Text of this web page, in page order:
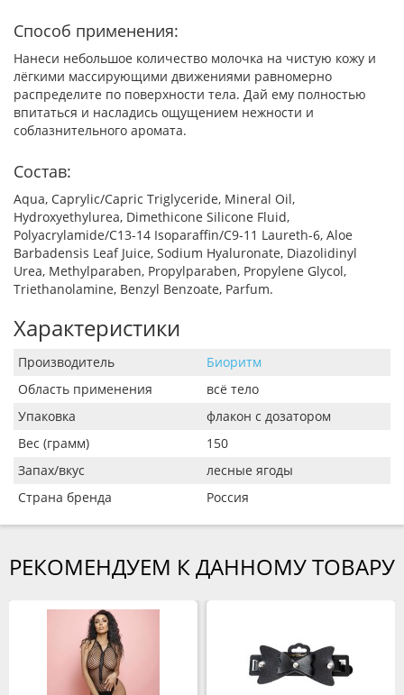
Способ применения:
Нанеси небольшое количество молочка на чистую кожу и
лёгкими массирующими движениями равномерно
распределите по поверхности тела. Дай ему полностью
впитаться и насладись ощущением нежности и
соблазнительного аромата.
Состав:
Aqua, Caprylic/Сapric Triglyceride, Mineral Oil,
Hydroxyethylurea, Dimethicone Silicone Fluid,
Polyacrylamide/C13-14 Isoparaffin/C9-11 Laureth-6, Aloe
Barbadensis Leaf Juice, Sodium Hyaluronate, Diazolidinyl
Urea, Methylparaben, Propylparaben, Propylene Glycol,
Triethanolamine, Benzyl Benzoate, Parfum.
Характеристики
Производитель
Биоритм
Область применения
всё тело
Упаковка
флакон с дозатором
Вес (грамм)
150
Запах/вкус
лесные ягоды
Страна бренда
Россия
РЕКОМЕНДУЕМ К ДАННОМУ ТОВАРУ